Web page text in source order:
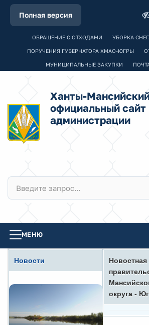
Полная версия
ОБРАЩЕНИЕ С ОТХОДАМИ УБОРКА
ПОРУЧЕНИЯ ГУБЕРНАТОРА ХМАО-ЮГРЫ
МУНИЦИПАЛЬНЫЕ ЗАКУПКИ
Ханты-
официальный сайт
администрации
МЕНЮ
Новости
Новостная
округа -